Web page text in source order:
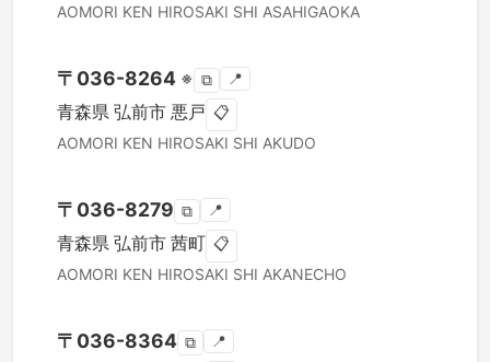
AOMORI KEN HIROSAKI SHI ASAHIGAOKA
〒 036-8264 ※ ⧉ 📍
青森県 弘前市 悪戸 📋
AOMORI KEN HIROSAKI SHI AKUDO
〒 036-8279 ⧉ 📍
青森県 弘前市 茜町 📋
AOMORI KEN HIROSAKI SHI AKANECHO
〒 036-8364 ⧉ 📍